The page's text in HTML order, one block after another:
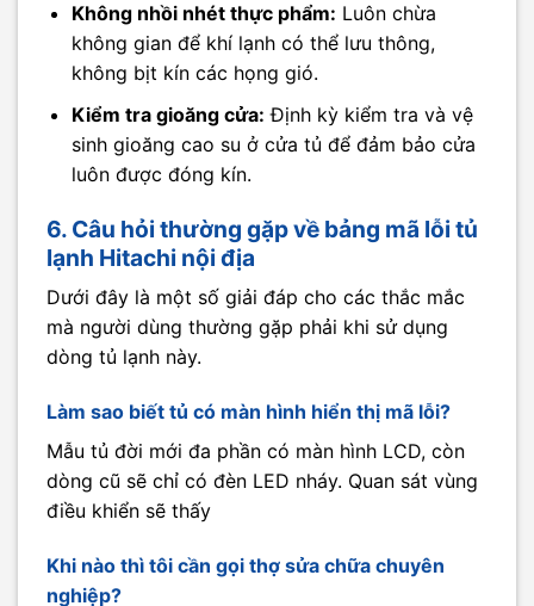
Không nhồi nhét thực phẩm: Luôn chừa
không gian để khí lạnh có thể lưu thông,
không bịt kín các họng gió.
Kiểm tra gioăng cửa: Định kỳ kiểm tra và vệ
sinh gioăng cao su ở cửa tủ để đảm bảo cửa
luôn được đóng kín.
6. Câu hỏi thường gặp về bảng mã lỗi tủ
lạnh Hitachi nội địa
Dưới đây là một số giải đáp cho các thắc mắc
mà người dùng thường gặp phải khi sử dụng
dòng tủ lạnh này.
Làm sao biết tủ có màn hình hiển thị mã lỗi?
Mẫu tủ đời mới đa phần có màn hình LCD, còn
dòng cũ sẽ chỉ có đèn LED nháy. Quan sát vùng
điều khiển sẽ thấy
Khi nào thì tôi cần gọi thợ sửa chữa chuyên
nghiệp?